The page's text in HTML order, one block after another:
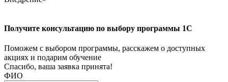
Получите консультацию по выбору программы 1С
Поможем с выбором программы, расскажем о доступных
акциях и подарим обучение
Спасибо, ваша заявка принята!
ФИО